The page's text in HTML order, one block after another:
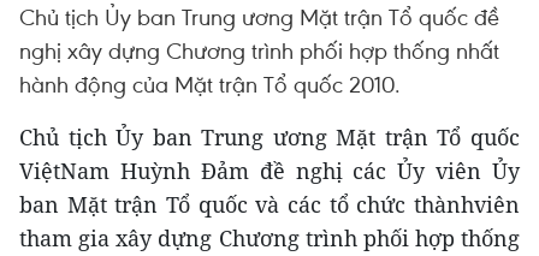
Chủ tịch Ủy ban Trung ương Mặt trận Tổ quốc đề
nghị xây dựng Chương trình phối hợp thống nhất
hành động của Mặt trận Tổ quốc 2010.
Chủ tịch Ủy ban Trung ương Mặt trận Tổ quốc
ViệtNam Huỳnh Đảm đề nghị các Ủy viên Ủy
ban Mặt trận Tổ quốc và các tổ chức thànhviên
tham gia xây dựng Chương trình phối hợp thống